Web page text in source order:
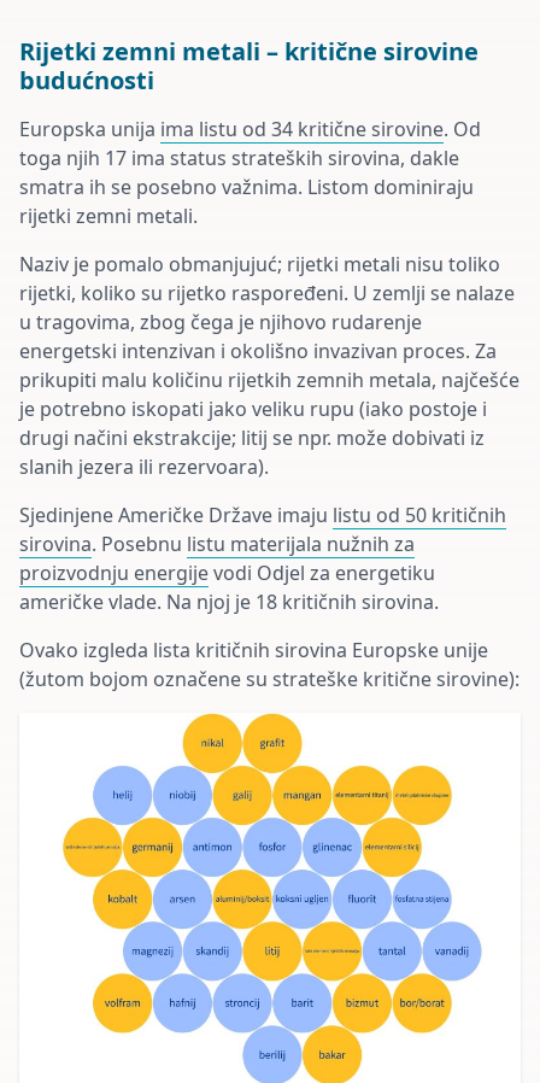
Rijetki zemni metali – kritične sirovine
budućnosti
Europska unija ima listu od 34 kritične sirovine. Od
toga njih 17 ima status strateških sirovina, dakle
smatra ih se posebno važnima. Listom dominiraju
rijetki zemni metali.
Naziv je pomalo obmanjujuć; rijetki metali nisu toliko
rijetki, koliko su rijetko raspoređeni. U zemlji se nalaze
u tragovima, zbog čega je njihovo rudarenje
energetski intenzivan i okolišno invazivan proces. Za
prikupiti malu količinu rijetkih zemnih metala, najčešće
je potrebno iskopati jako veliku rupu (iako postoje i
drugi načini ekstrakcije; litij se npr. može dobivati iz
slanih jezera ili rezervoara).
Sjedinjene Američke Države imaju listu od 50 kritičnih
sirovina. Posebnu listu materijala nužnih za
proizvodnju energijevodi Odjel za energetiku
američke vlade. Na njoj je 18 kritičnih sirovina.
Ovako izgleda lista kritičnih sirovina Europske unije
(žutom bojom označene su strateške kritične sirovine):